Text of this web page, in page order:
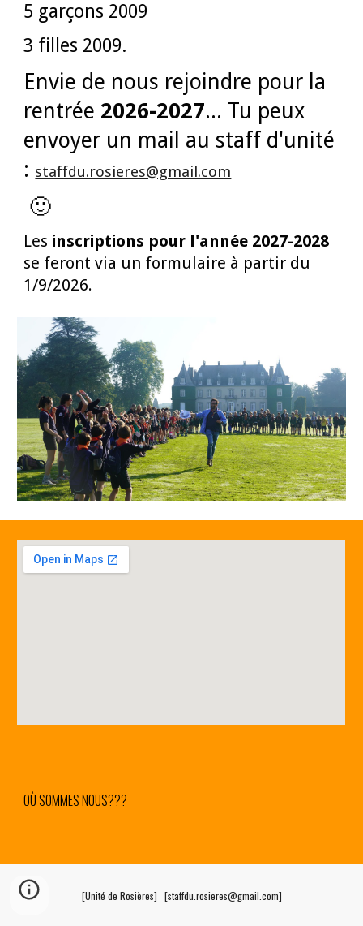
5 garçons 2009
3 filles 2009.
Envie de nous rejoindre pour la
rentrée 2026-2027... Tu peux
envoyer un mail au staff d'unité
: staffdu.rosieres@gmail.com
🙂
Les inscriptions pour l'année 2027-2028
se feront via un formulaire à partir du
1/9/2026.
OÙ SOMMES NOUS???
[Unité de Rosières] [staffdu.rosieres@gmail.com]